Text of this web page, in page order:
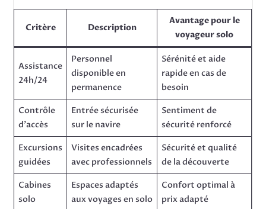
Critère Description
Avantage pour le
voyageur solo
Assistance
24h/24
Personnel
disponible en
permanence
Sérénité et aide
rapide en cas de
besoin
Contrôle
d’accès
Entrée sécurisée
sur le navire
Sentiment de
sécurité renforcé
Excursions
guidées
Visites encadrées
avec professionnels
Sécurité et qualité
de la découverte
Cabines
solo
Espaces adaptés
aux voyages en solo
Confort optimal à
prix adapté